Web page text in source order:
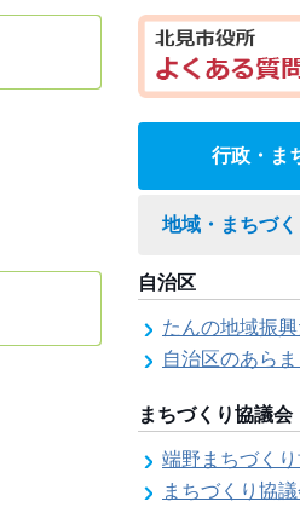
行政・ま
地域・まちづく
自治区
たんの地域振興
自治区のあらま
まちづくり協議会
端野まちづく
まちづくり協